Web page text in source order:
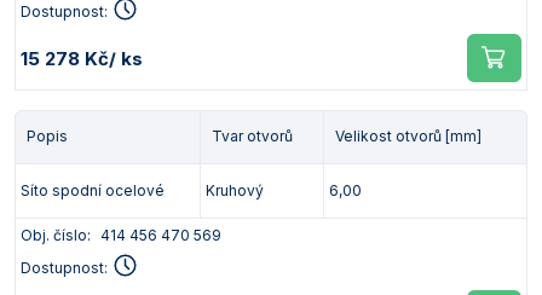
Dostupnost:
15 278 Kč/ ks
Popis Tvar otvorů Velikost otvorů [mm]
Síto spodní ocelové Kruhový 6,00
Obj. číslo: 414 456 470 569
Dostupnost: